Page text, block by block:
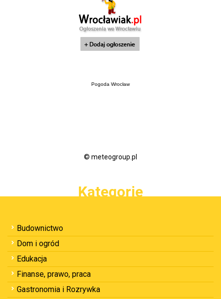
Pogoda Wrocław
© meteogroup.pl
Kategorie
Budownictwo
Dom i ogród
Edukacja
Finanse, prawo, praca
Gastronomia i Rozrywka